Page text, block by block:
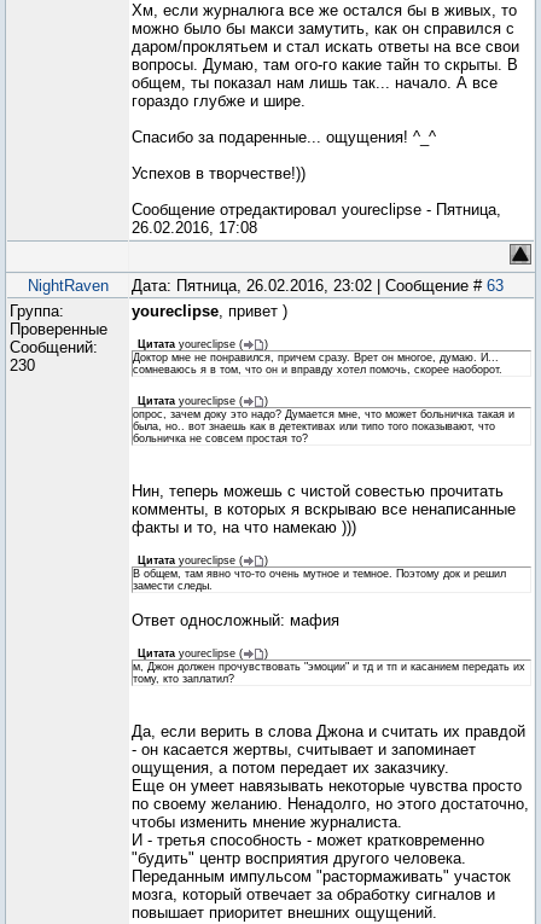
Хм, если журналюга все же остался бы в живых, то
можно было бы макси замутить, как он справился с
даром/проклятьем и стал искать ответы на все свои
вопросы. Думаю, там ого-го какие тайн то скрыты. В
общем, ты показал нам лишь так... начало. А все
гораздо глубже и шире.
Спасибо за подаренные... ощущения! ^_^
Успехов в творчестве!))
Сообщение отредактировал youreclipse - Пятница,
26.02.2016, 17:08
NightRaven Дата: Пятница, 26.02.2016, 23:02 | Сообщение # 63
Группа:
Проверенные
Сообщений:
230
youreclipse, привет )
Цитата youreclipse (
)
Доктор мне не понравился, причем сразу. Врет он многое, думаю. И...
сомневаюсь я в том, что он и вправду хотел помочь, скорее наоборот.
Цитата youreclipse (
)
опрос, зачем доку это надо? Думается мне, что может больничка такая и
была, но.. вот знаешь как в детективах или типо того показывают, что
больничка не совсем простая то?
Нин, теперь можешь с чистой совестью прочитать
комменты, в которых я вскрываю все ненаписанные
факты и то, на что намекаю )))
Цитата youreclipse (
)
В общем, там явно что-то очень мутное и темное. Поэтому док и решил
замести следы.
Ответ односложный: мафия
Цитата youreclipse (
)
м, Джон должен прочувствовать "эмоции" и тд и тп и касанием передать их
тому, кто заплатил?
Да, если верить в слова Джона и считать их правдой
- он касается жертвы, считывает и запоминает
ощущения, а потом передает их заказчику.
Еще он умеет навязывать некоторые чувства просто
по своему желанию. Ненадолго, но этого достаточно,
чтобы изменить мнение журналиста.
И - третья способность - может кратковременно
"будить" центр восприятия другого человека.
Переданным импульсом "растормаживать" участок
мозга, который отвечает за обработку сигналов и
повышает приоритет внешних ощущений.